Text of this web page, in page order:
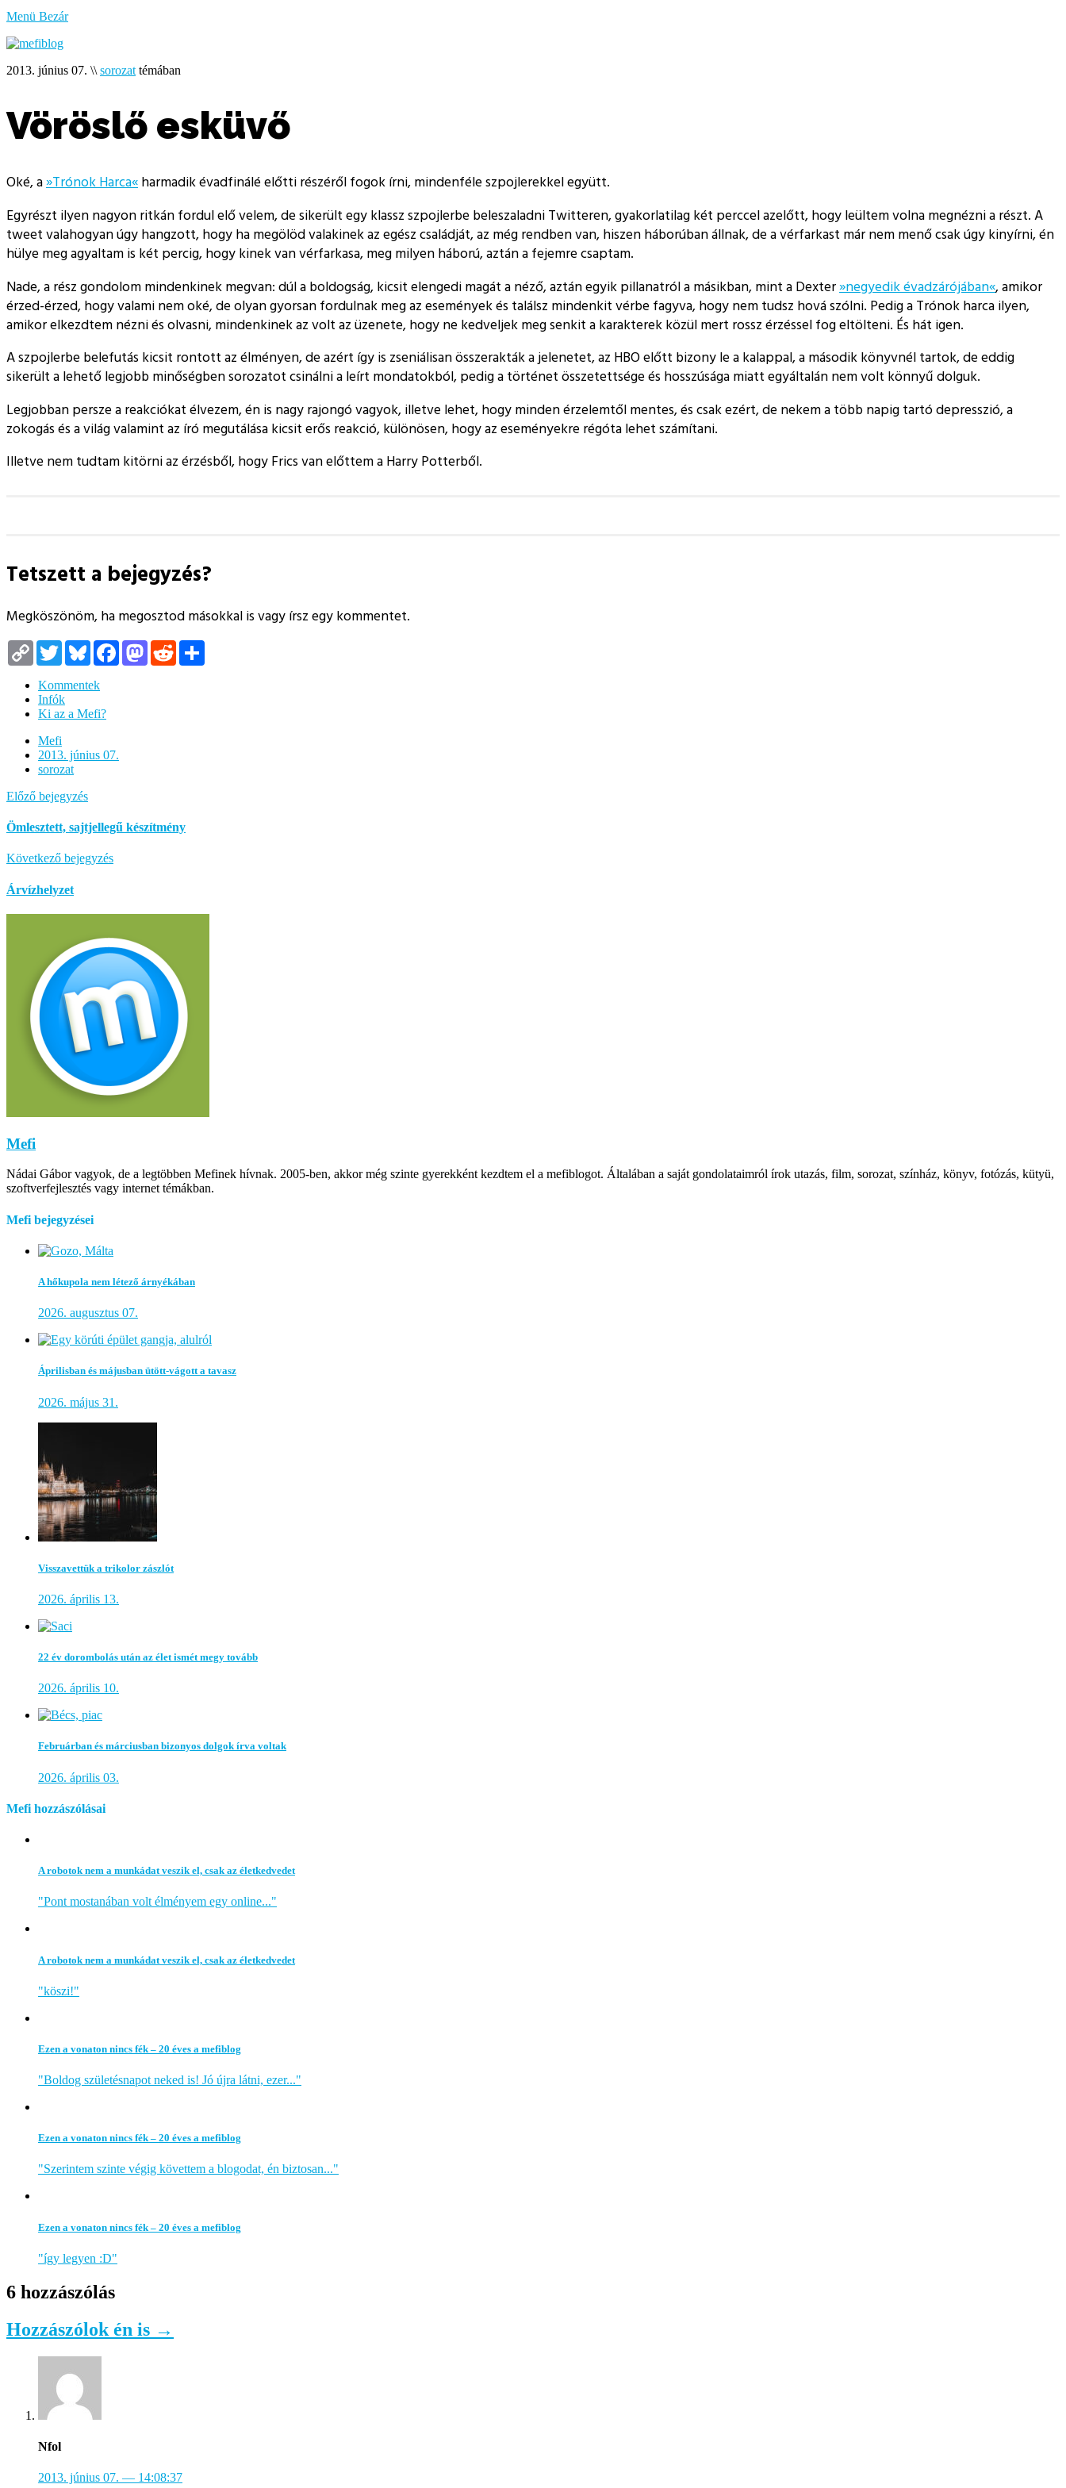
a
Menü Bezár
2013. június 07. \\ sorozat témában
Vöröslő esküvő
Oké, a»Trónok Harca« harmadik évadfinálé előtti részéről fogok írni, mindenféle szpojlerekkel együtt.
Egyrészt ilyen nagyon ritkán fordul elő velem, de sikerült egy klassz szpojlerbe beleszaladni Twitteren, gyakorlatilag két perccel azelőtt, hogy leültem volna megnézni a részt. A
tweet valahogyan úgy hangzott, hogy ha megölöd valakinek az egész családját, az még rendben van, hiszen háborúban állnak, de a vérfarkast már nem menő csak úgy kinyírni, én
hülye meg agyaltam is két percig, hogy kinek van vérfarkasa, meg milyen háború, aztán a fejemre csaptam.
Nade, a rész gondolom mindenkinek megvan: dúl a boldogság, kicsit elengedi magát a néző, aztán egyik pillanatról a másikban, mint a Dexter»negyedik évadzárójában«, amikor
érzed-érzed, hogy valami nem oké, de olyan gyorsan fordulnak meg az események és találsz mindenkit vérbe fagyva, hogy nem tudsz hová szólni. Pedig a Trónok harca ilyen,
amikor elkezdtem nézni és olvasni, mindenkinek az volt az üzenete, hogy ne kedveljek meg senkit a karakterek közül mert rossz érzéssel fog eltölteni. És hát igen.
A szpojlerbe belefutás kicsit rontott az élményen, de azért így is zseniálisan összerakták a jelenetet, az HBO előtt bizony le a kalappal, a második könyvnél tartok, de eddig
sikerült a lehető legjobb minőségben sorozatot csinálni a leírt mondatokból, pedig a történet összetettsége és hosszúsága miatt egyáltalán nem volt könnyű dolguk.
Legjobban persze a reakciókat élvezem, én is nagy rajongó vagyok, illetve lehet, hogy minden érzelemtől mentes, és csak ezért, de nekem a több napig tartó depresszió, a
zokogás és a világ valamint az író megutálása kicsit erős reakció, különösen, hogy az eseményekre régóta lehet számítani.
Illetve nem tudtam kitörni az érzésből, hogy Frics van előttem a Harry Potterből.
Tetszett a bejegyzés?
Megköszönöm, ha megosztod másokkal is vagy írsz egy kommentet.
Copy
Link
TwitterBlueskyFacebookMastodon
Reddit
Kommentek
Infók
Ki az a Mefi?
Mefi
2013. június 07.
sorozat
Előző bejegyzés
Ömlesztett, sajtjellegű készítmény
Következő bejegyzés
Árvízhelyzet
Mefi
Nádai Gábor vagyok, de a legtöbben Mefinek hívnak. 2005-ben, akkor még szinte gyerekként kezdtem el a mefiblogot. Általában a saját gondolataimról írok utazás, film, sorozat, színház, könyv, fotózás, kütyü,
szoftverfejlesztés vagy internet témákban.
Mefi bejegyzései
A hőkupola nem létező árnyékában
2026. augusztus 07.
Áprilisban és májusban ütött-vágott a tavasz
2026. május 31.
Visszavettük a trikolor zászlót
2026. április 13.
22 év dorombolás után az élet ismét megy tovább
2026. április 10.
Februárban és márciusban bizonyos dolgok írva voltak
2026. április 03.
Mefi hozzászólásai
A robotok nem a munkádat veszik el, csak az életkedvedet
"Pont mostanában volt élményem egy online..."
A robotok nem a munkádat veszik el, csak az életkedvedet
"köszi!"
Ezen a vonaton nincs fék – 20 éves a mefiblog
"Boldog születésnapot neked is! Jó újra látni, ezer..."
Ezen a vonaton nincs fék – 20 éves a mefiblog
"Szerintem szinte végig követtem a blogodat, én biztosan..."
Ezen a vonaton nincs fék – 20 éves a mefiblog
"így legyen :D"
6 hozzászólás
Hozzászólok én is →
Nfol
2013. június 07. — 14:08:37